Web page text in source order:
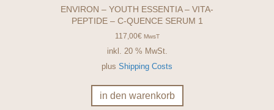
ENVIRON – YOUTH ESSENTIA – VITA-
PEPTIDE – C-QUENCE SERUM 1
117,00€ MwsT
inkl. 20 % MwSt.
plus Shipping Costs
in den warenkorb